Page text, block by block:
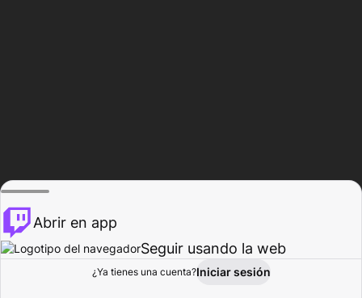
Explorar Actividad
Abrir en app
Seguir usando la web
¿Ya tienes una cuenta?Iniciar sesión